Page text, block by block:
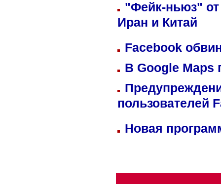
"Фейк-ньюз" от
Иран и Китай
Facebook
В Google Maps
пользователей
Новая